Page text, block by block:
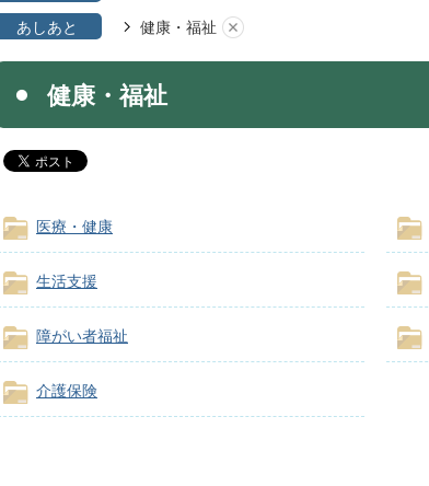
あしあと
健康・福祉
健康・福祉
医療・健康
生活支援
障がい者福祉
介護保険